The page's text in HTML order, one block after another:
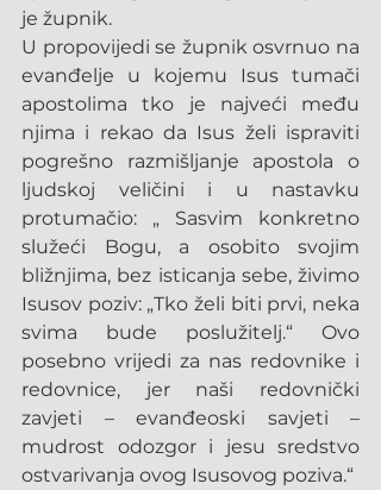
je župnik.
U propovijedi se župnik osvrnuo na
evanđelje u kojemu Isus tumači
apostolima tko je najveći među
njima i rekao da Isus želi ispraviti
pogrešno razmišljanje apostola o
ljudskoj veličini i u nastavku
protumačio: „ Sasvim konkretno
služeći Bogu, a osobito svojim
bližnjima, bez isticanja sebe, živimo
Isusov poziv: „Tko želi biti prvi, neka
svima bude poslužitelj.“ Ovo
posebno vrijedi za nas redovnike i
redovnice, jer naši redovnički
zavjeti – evanđeoski savjeti –
mudrost odozgor i jesu sredstvo
ostvarivanja ovog Isusovog poziva.“